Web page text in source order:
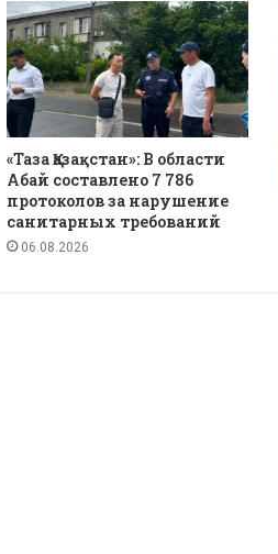
«Таза Қазақстан»: В области
Абай составлено 7 786
протоколов за нарушение
санитарных требований
06.08.2026